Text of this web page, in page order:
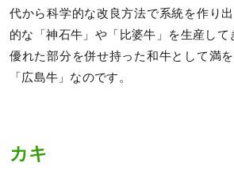
代から科学的な改良方法で系統を作り
的な「神石牛」や「比婆牛」を生産し
優れた部分を併せ持った和牛として満
「広島牛」なのです。
カキ